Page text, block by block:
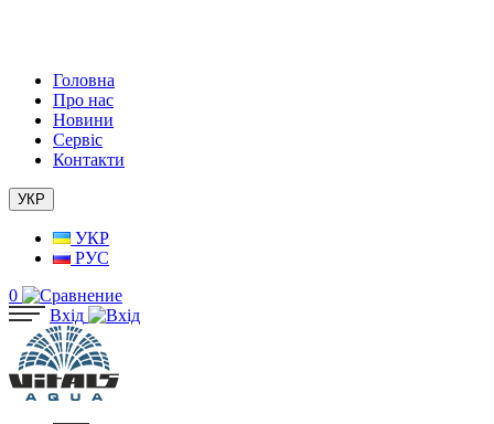
Головна
Про нас
Новини
Сервіс
Контакти
УКР
УКР
РУС
0
Вхід